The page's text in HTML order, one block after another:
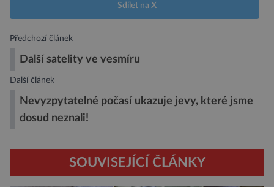
Sdílet na X
Předchozí článek
Další satelity ve vesmíru
Další článek
Nevyzpytatelné počasí ukazuje jevy, které jsme
dosud neznali!
SOUVISEJÍCÍ ČLÁNKY